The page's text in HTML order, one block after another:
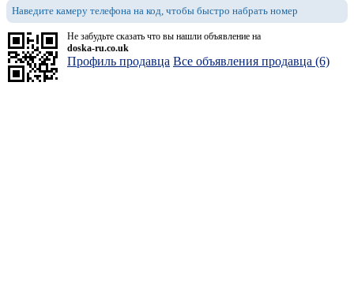
Наведите камеру телефона на код, чтобы быстро набрать номер
Не забудьте сказать что вы нашли объявление на
doska-ru.co.uk
Профиль продавца Все объявления продавца (6)